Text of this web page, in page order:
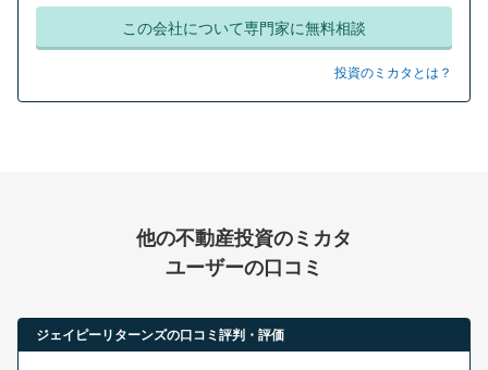
この会社について専門家に無料相談
投資のミカタとは？
他の不動産投資のミカタ
ユーザーの口コミ
ジェイピーリターンズの口コミ評判・評価